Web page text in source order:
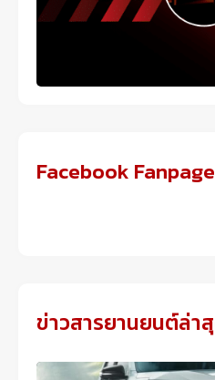
Facebook Fanpage
ข่าวสารยานยนต์ล่า